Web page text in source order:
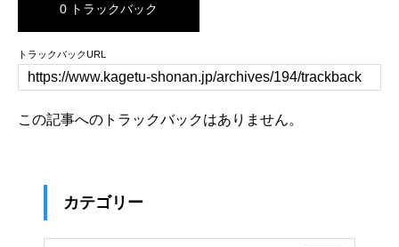
0 トラックバック
トラックバックURL
この記事へのトラックバックはありません。
カテゴリー